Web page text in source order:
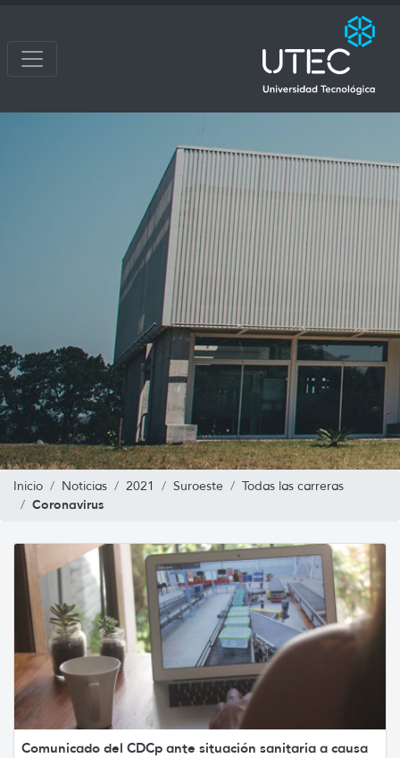
Inicio Noticias 2021 Suroeste Todas las carreras
Coronavirus
Comunicado del CDCp ante situación sanitaria a causa